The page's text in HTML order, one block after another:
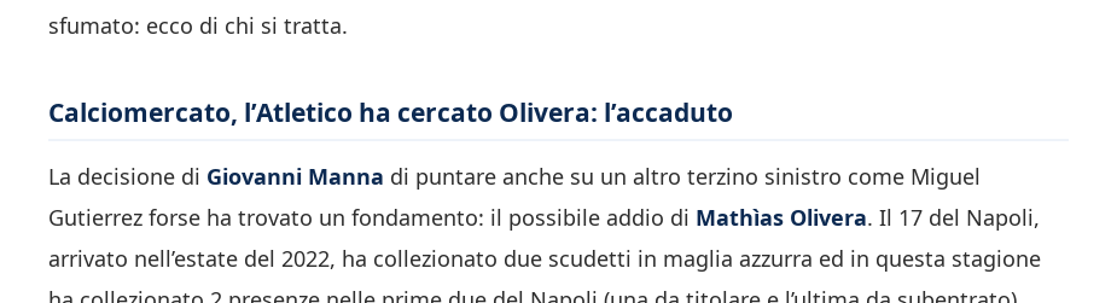
sfumato: ecco di chi si tratta.
Calciomercato, l’Atletico ha cercato Olivera: l’accaduto
La decisione di Giovanni Manna di puntare anche su un altro terzino sinistro come Miguel
Gutierrez forse ha trovato un fondamento: il possibile addio di Mathìas Olivera. Il 17 del Napoli,
arrivato nell’estate del 2022, ha collezionato due scudetti in maglia azzurra ed in questa stagione